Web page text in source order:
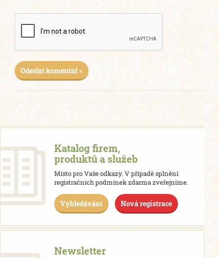
Odeslat komentář »
Katalog firem,
produktů a služeb
Místo pro Vaše odkazy. V případě splnění
registračních podmínek zdarma zveřejníme.
Vyhledávání Nová registrace
Newsletter